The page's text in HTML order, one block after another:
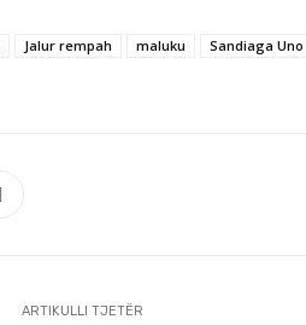
Jalur rempah maluku
Sandiaga Uno
ARTIKULLI TJETËR